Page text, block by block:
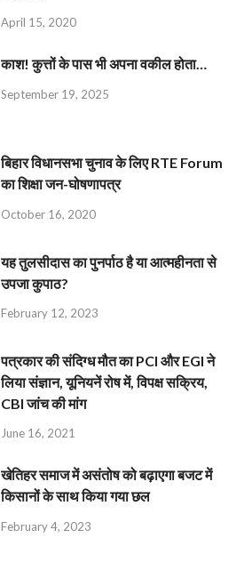
April 15, 2020
काश! कुत्तों के पास भी अपना वकील होता…
September 19, 2025
बिहार विधानसभा चुनाव के लिए RTE Forum
का शिक्षा जन-घोषणापत्र
October 16, 2020
यह तुलसीदास का पुनर्पाठ है या आत्महीनता से
उपजा कुपाठ?
February 12, 2023
पत्रकार की संदिग्ध मौत का PCI और EGI ने
लिया संज्ञान, यूनियनें रोष में, विपक्ष सक्रिय,
CBI जांच की मांग
June 16, 2021
खेतिहर समाज में असंतोष को बढ़ाएगा बजट में
किसानों के साथ किया गया छल
February 4, 2023